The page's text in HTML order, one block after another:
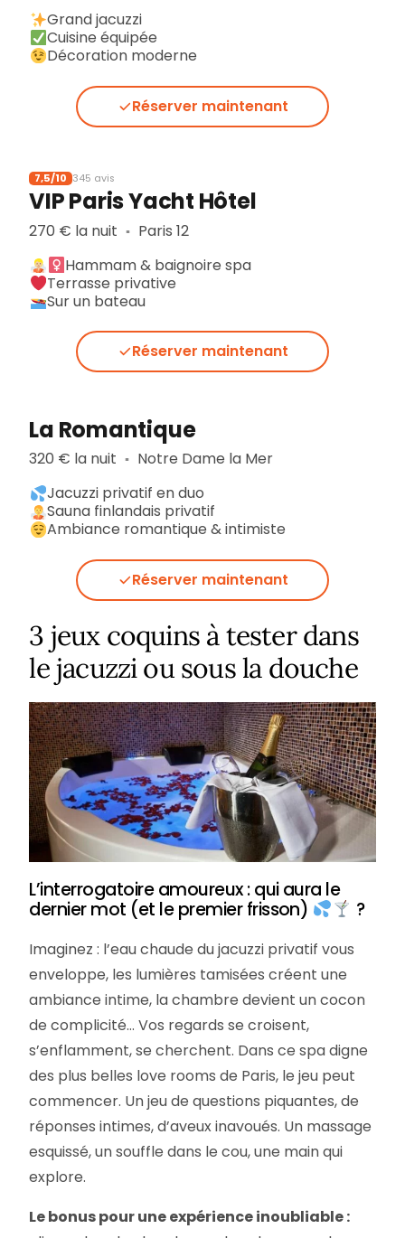
Grand jacuzzi
Cuisine équipée
Décoration moderne
Réserver maintenant
7,5/10 345 avis
VIP Paris Yacht Hôtel
270 € la nuit ▪︎ Paris 12
Hammam & baignoire spa
Terrasse privative
Sur un bateau
Réserver maintenant
La Romantique
320 € la nuit ▪︎ Notre Dame la Mer
Jacuzzi privatif en duo
Sauna finlandais privatif
Ambiance romantique & intimiste
Réserver maintenant
3 jeux coquins à tester dans
le jacuzzi ou sous la douche
L’interrogatoire amoureux : qui aura le
dernier mot (et le premier frisson)
?
Imaginez : l’eau chaude du jacuzzi privatif vous
enveloppe, les lumières tamisées créent une
ambiance intime, la chambre devient un cocon
de complicité… Vos regards se croisent,
s’enflamment, se cherchent. Dans ce spa digne
des plus belles love rooms de Paris, le jeu peut
commencer. Un jeu de questions piquantes, de
réponses intimes, d’aveux inavoués. Un massage
esquissé, un souffle dans le cou, une main qui
explore.
Le bonus pour une expérience inoubliable :